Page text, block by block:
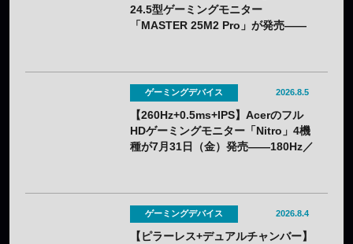
24.5型ゲーミングモニター
「MASTER 25M2 Pro」が発売——
ゲーミングデバイス 2026.8.5
【260Hz+0.5ms+IPS】Acerのフル
HDゲーミングモニター「Nitro」4機
種が7月31日（金）発売——180Hz／
ゲーミングデバイス 2026.8.4
【ピラーレス+デュアルチャンバー】